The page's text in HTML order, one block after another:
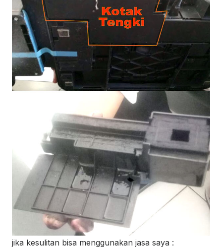
jika kesulitan bisa menggunakan jasa saya :